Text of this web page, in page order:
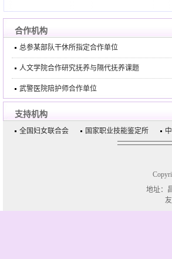
合作机构
总参某部队干休所指定合作单位
人文学院合作研究抚养与隔代抚养课题
武警医院陪护师合作单位
支持机构
全国妇女联合会 国家职业技能鉴定所
地址：